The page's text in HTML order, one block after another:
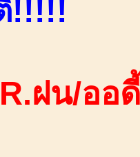
!!!!!
ฝน/ออ